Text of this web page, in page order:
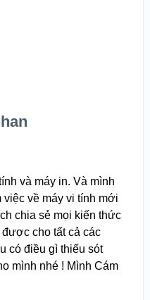
và máy in. Và mình
về máy vi tính mới
chia sẻ mọi kiến thức
cho tất cả các
có điều gì thiếu sót
mình nhé ! Mình Cám